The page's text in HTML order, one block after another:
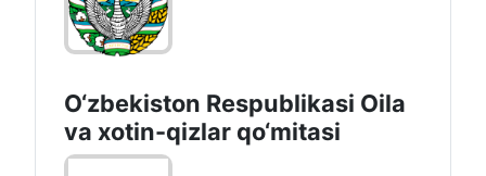
O‘zbekiston Respublikasi Oila
va xotin-qizlar qo‘mitasi